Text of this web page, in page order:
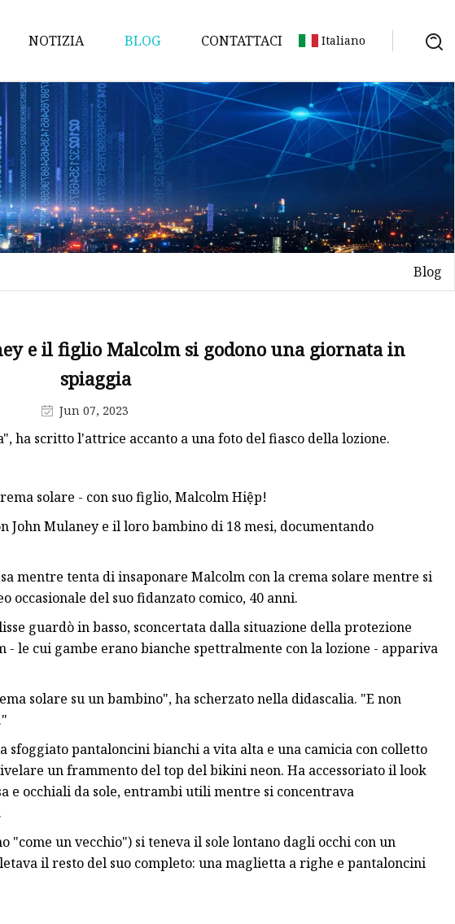
sopracciglia
NOTIZIA BLOG CONTATTACI Italiano
Blog
e il figlio Malcolm si godono una giornata in
spiaggia
Jun 07, 2023
ha scritto l'attrice accanto a una foto del fiasco della lozione.
solare - con suo figlio, Malcolm Hiệp!
John Mulaney e il loro bambino di 18 mesi, documentando
mentre tenta di insaponare Malcolm con la crema solare mentre si
occasionale del suo fidanzato comico, 40 anni.
guardò in basso, sconcertata dalla situazione della protezione
le cui gambe erano bianche spettralmente con la lozione - appariva
solare su un bambino", ha scherzato nella didascalia. "E non
sfoggiato pantaloncini bianchi a vita alta e una camicia con colletto
un frammento del top del bikini neon. Ha accessoriato il look
e occhiali da sole, entrambi utili mentre si concentrava
"come un vecchio") si teneva il sole lontano dagli occhi con un
il resto del suo completo: una maglietta a righe e pantaloncini